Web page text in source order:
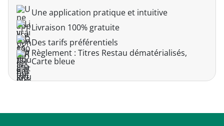
Une application pratique et intuitive
Livraison 100% gratuite
Des tarifs préférentiels
Règlement : Titres Restau dématérialisés,
Carte bleue